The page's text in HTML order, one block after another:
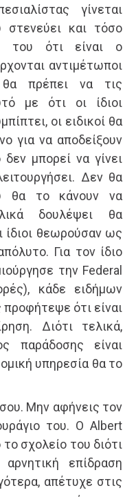
γίνεται
και τόσο
του ότι είναι ο
αντιμέτωποι
θα πρέπει να τις
με ότι οι ίδιοι
οι ειδικοί θα
για να αποδείξουν
μπορεί να γίνει
Δεν θα
θα το κάνουν να
δουλέψει θα
ίδιοι θεωρούσαν ως
Για τον ίδιο
την Federal
κάδε ειδήμων
προφήτεψε ότι είναι
Διότι τελικά,
παράδοσης είναι
υπηρεσία θα το
Μην αφήνεις τον
του. Ο Albert
σχολείο του διότι
επίδραση
απέτυχε στις